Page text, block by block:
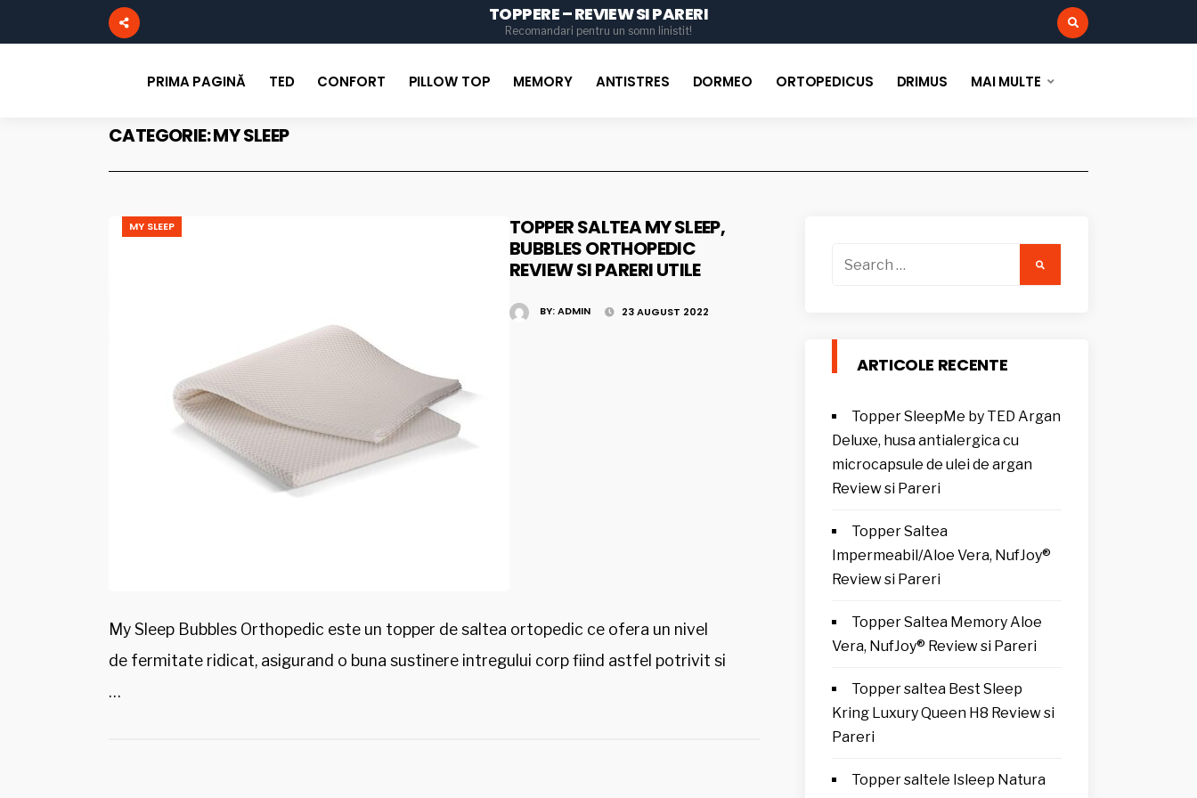
TOPPERE – REVIEW SI PARERI
Recomandari pentru un somn linistit!
PRIMA PAGINĂ TED CONFORT PILLOW TOP MEMORY ANTISTRES DORMEO ORTOPEDICUS DRIMUS MAI MULTE
CATEGORIE:MY SLEEP
MY SLEEP
TOPPER SALTEA MY SLEEP,
BUBBLES ORTHOPEDIC
REVIEW SI PARERI UTILE
BY:ADMIN 23 AUGUST 2022
My Sleep Bubbles Orthopedic este un topper de saltea ortopedic ce ofera un nivel
de fermitate ridicat, asigurand o buna sustinere intregului corp fiind astfel potrivit si
…
ARTICOLE RECENTE
Topper SleepMe by TED Argan
Deluxe, husa antialergica cu
microcapsule de ulei de argan
Review si Pareri
Topper Saltea
Impermeabil/Aloe Vera, NufJoy®
Review si Pareri
Topper Saltea Memory Aloe
Vera, NufJoy® Review si Pareri
Topper saltea Best Sleep
Kring Luxury Queen H8 Review si
Pareri
Topper saltele Isleep Natura